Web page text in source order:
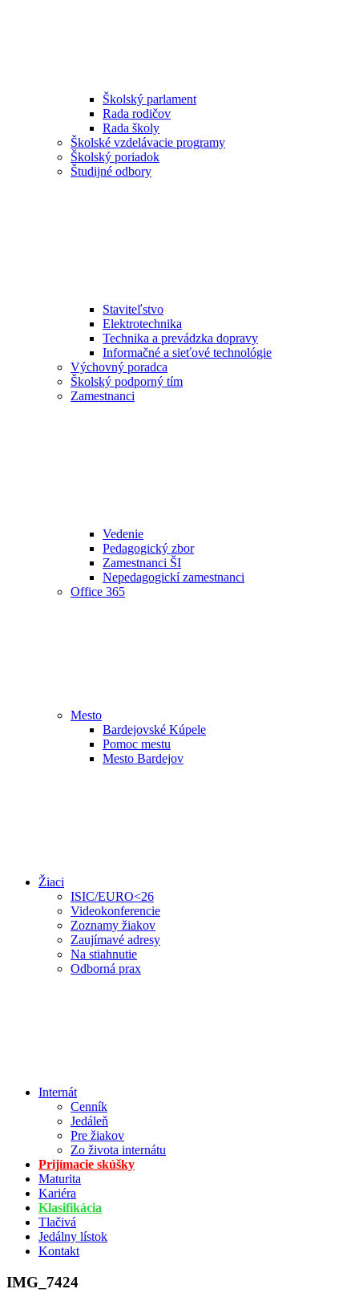
Školský parlament
Rada rodičov
Rada školy
Školské vzdelávacie programy
Školský poriadok
Študijné odbory
Staviteľstvo
Elektrotechnika
Technika a prevádzka dopravy
Informačné a sieťové technológie
Výchovný poradca
Školský podporný tím
Zamestnanci
Vedenie
Pedagogický zbor
Zamestnanci ŠI
Nepedagogickí zamestnanci
Office 365
Mesto
Bardejovské Kúpele
Pomoc mestu
Mesto Bardejov
Žiaci
ISIC/EURO<26
Videokonferencie
Zoznamy žiakov
Zaujímavé adresy
Na stiahnutie
Odborná prax
Internát
Cenník
Jedáleň
Pre žiakov
Zo života internátu
Prijímacie skúšky
Maturita
Kariéra
Klasifikácia
Tlačivá
Jedálny lístok
Kontakt
IMG_7424